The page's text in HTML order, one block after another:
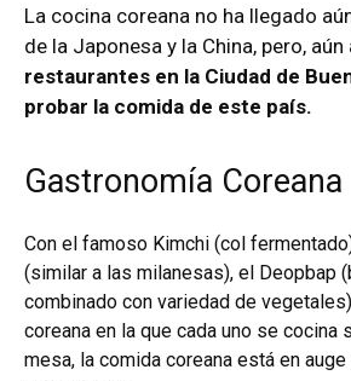
La cocina coreana no ha llegado
de la Japonesa y la China, pero, aún
restaurantes en la Ciudad de
probar la comida de este país.
Gastronomía Coreana
Con el famoso Kimchi (col
(similar a las milanesas), el Deopbap
combinado con variedad de
coreana en la que cada uno se cocina
mesa, la comida coreana está en